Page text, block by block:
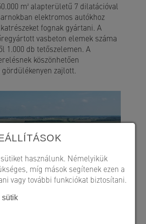
m² alapterületű 7 dilatációval
elektromos autókhoz
fognak gyártani. A
vasbeton elemek száma
1.000 db tetőszelemen. A
köszönhetően
zajlott.
használunk. Némelyikük
míg mások segítenek ezen a
vagy további funkciókat biztosítani.
sütik